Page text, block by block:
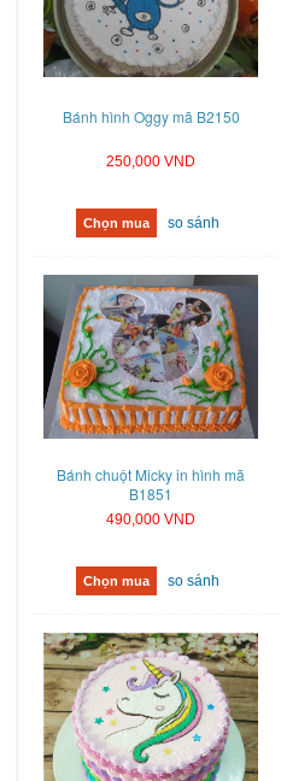
Bánh hình Oggy mã B2150
250,000 VND
Chọn mua so sánh
Bánh chuột Micky in hình mã
B1851
490,000 VND
Chọn mua so sánh